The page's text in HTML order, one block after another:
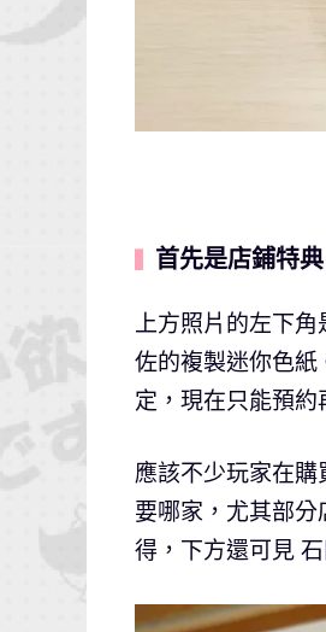
首先是店鋪特典
上方照片的左下
佐的複製迷你色
定，現在只能預約
應該不少玩家在
要哪家，尤其部
得，下方還可見